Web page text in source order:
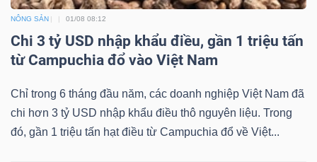
NÔNG SẢN 01/08 08:12
Chi 3 tỷ USD nhập khẩu điều, gần 1 triệu tấn
từ Campuchia đổ vào Việt Nam
Chỉ trong 6 tháng đầu năm, các doanh nghiệp Việt Nam đã
chi hơn 3 tỷ USD nhập khẩu điều thô nguyên liệu. Trong
đó, gần 1 triệu tấn hạt điều từ Campuchia đổ về Việt...